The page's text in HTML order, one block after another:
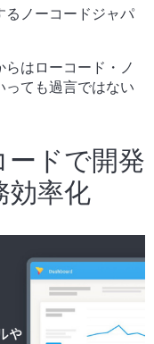
るノーコードジャパ
はローコード・ノ
っても過言ではない
ードで開発
効率化